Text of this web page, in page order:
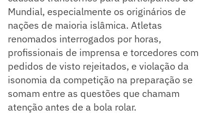
Mundial, especialmente os originários de
nações de maioria islâmica. Atletas
renomados interrogados por horas,
profissionais de imprensa e torcedores com
pedidos de visto rejeitados, e violação da
isonomia da competição na preparação se
somam entre as questões que chamam
atenção antes de a bola rolar.